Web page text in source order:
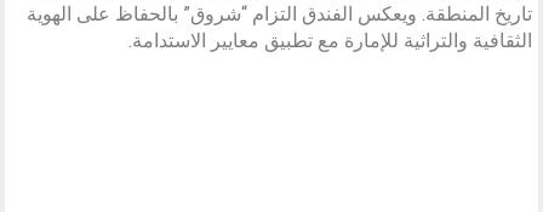
تاريخ المنطقة. ويعكس الفندق التزام “شروق” بالحفاظ على الهوية
الثقافية والتراثية للإمارة مع تطبيق معايير الاستدامة.